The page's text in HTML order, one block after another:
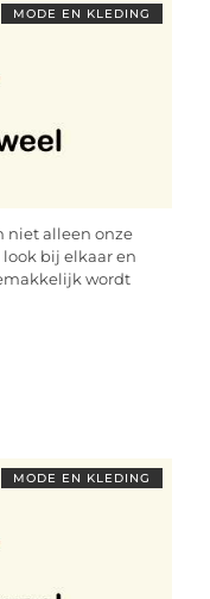
MODE EN KLEDING
niet alleen onze
bij elkaar en
wordt
MODE EN KLEDING